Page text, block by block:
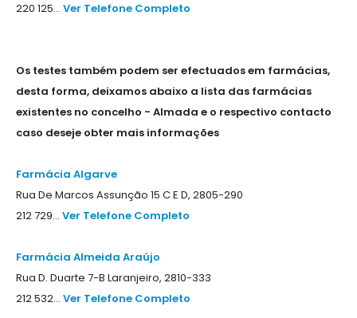
220 125... Ver Telefone Completo
Os testes também podem ser efectuados em farmácias,
desta forma, deixamos abaixo a lista das farmácias
existentes no concelho - Almada e o respectivo contacto
caso deseje obter mais informações
Farmácia Algarve
Rua De Marcos Assunção 15 C E D, 2805-290
212 729... Ver Telefone Completo
Farmácia Almeida Araújo
Rua D. Duarte 7-B Laranjeiro, 2810-333
212 532... Ver Telefone Completo